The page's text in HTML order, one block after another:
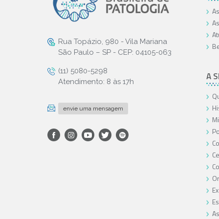
Rua Topázio, 980 - Vila Mariana
São Paulo – SP - CEP: 04105-063
(11) 5080-5298
Atendimento: 8 às 17h
envie uma mensagem
A